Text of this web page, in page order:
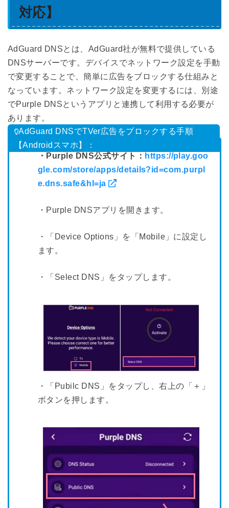
対応】
AdGuard DNSとは、AdGuard社が無料で提供している
DNSサーバーです。デバイスでネットワーク設定を手動
で変更することで、簡単に広告をブロックする仕組みと
なっています。ネットワーク設定を変更するには、別途
でPurple DNSというアプリと連携して利用する必要が
あります。
AdGuard DNSでTVer広告をブロックする手順
【Androidスマホ】：
・Purple DNS公式サイト： https://play.goo
gle.com/store/apps/details?id=com.purpl
e.dns.safe&hl=ja
・Purple DNSアプリを開きます。
・「Device Options」を「Mobile」に設定し
ます。
・「Select DNS」をタップします。
・「Pubilc DNS」をタップし、右上の「＋」
ボタンを押します。